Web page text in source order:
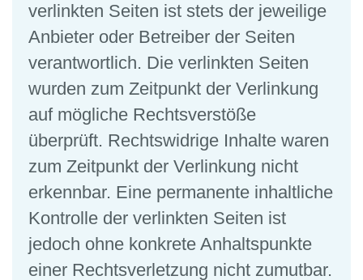
verlinkten Seiten ist stets der jeweilige
Anbieter oder Betreiber der Seiten
verantwortlich. Die verlinkten Seiten
wurden zum Zeitpunkt der Verlinkung
auf mögliche Rechtsverstöße
überprüft. Rechtswidrige Inhalte waren
zum Zeitpunkt der Verlinkung nicht
erkennbar. Eine permanente inhaltliche
Kontrolle der verlinkten Seiten ist
jedoch ohne konkrete Anhaltspunkte
einer Rechtsverletzung nicht zumutbar.